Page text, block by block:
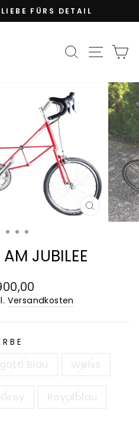
Pause
FÜRS DETAIL
SUCHE
ESC)
JUBILEE
Versandkosten
Blau Weiss
Royalblau